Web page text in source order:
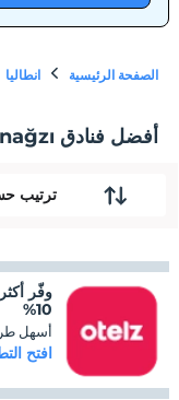
الصفحة الرئيسية انطاليا
أفضل فنادق Limanağzı
ترتيب
وفّر
10%
أسهل
افتح